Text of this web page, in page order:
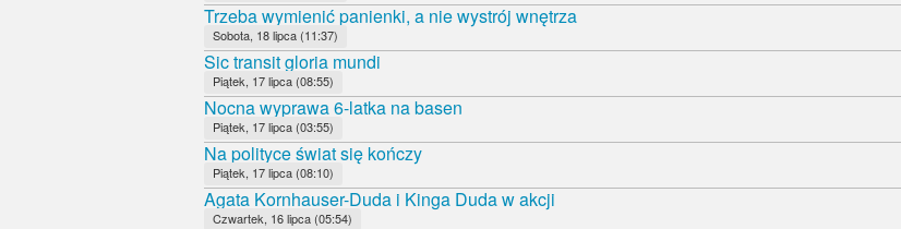
Trzeba wymienić panienki, a nie wystrój wnętrza
Sobota, 18 lipca (11:37)
Sic transit gloria mundi
Piątek, 17 lipca (08:55)
Nocna wyprawa 6-latka na basen
Piątek, 17 lipca (03:55)
Na polityce świat się kończy
Piątek, 17 lipca (08:10)
Agata Kornhauser-Duda i Kinga Duda w akcji
Czwartek, 16 lipca (05:54)